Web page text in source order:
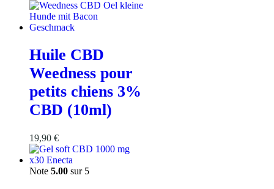
Huile CBD
Weedness pour
petits chiens 3%
CBD (10ml)
19,90 €
Note 5.00 sur 5